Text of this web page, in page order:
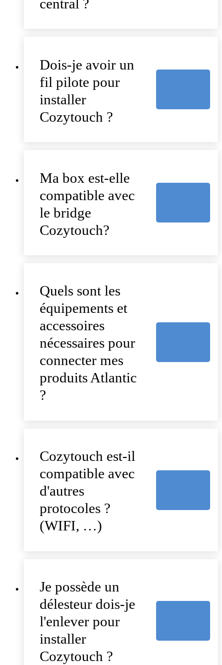
central ?
Dois-je avoir un
fil pilote pour
installer
Cozytouch ?
Ma box est-elle
compatible avec
le bridge
Cozytouch?
Quels sont les
équipements et
accessoires
nécessaires pour
connecter mes
produits Atlantic
?
Cozytouch est-il
compatible avec
d'autres
protocoles ?
(WIFI, …)
Je possède un
délesteur dois-je
l'enlever pour
installer
Cozytouch ?